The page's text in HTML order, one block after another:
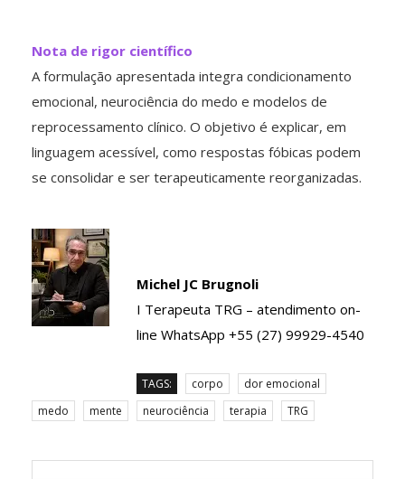
Nota de rigor científico
A formulação apresentada integra condicionamento
emocional, neurociência do medo e modelos de
reprocessamento clínico. O objetivo é explicar, em
linguagem acessível, como respostas fóbicas podem
se consolidar e ser terapeuticamente reorganizadas.
Michel JC Brugnoli
I Terapeuta TRG – atendimento on-
line WhatsApp +55 (27) 99929-4540
TAGS: corpo
dor emocional
medo
mente neurociência terapia TRG